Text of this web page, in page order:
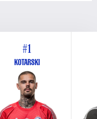
#1
KOTARSKI